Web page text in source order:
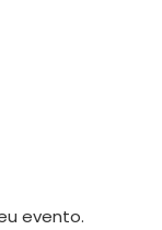
evento.